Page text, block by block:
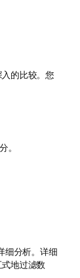
的比较。您
。
细分析。详细
地过滤数